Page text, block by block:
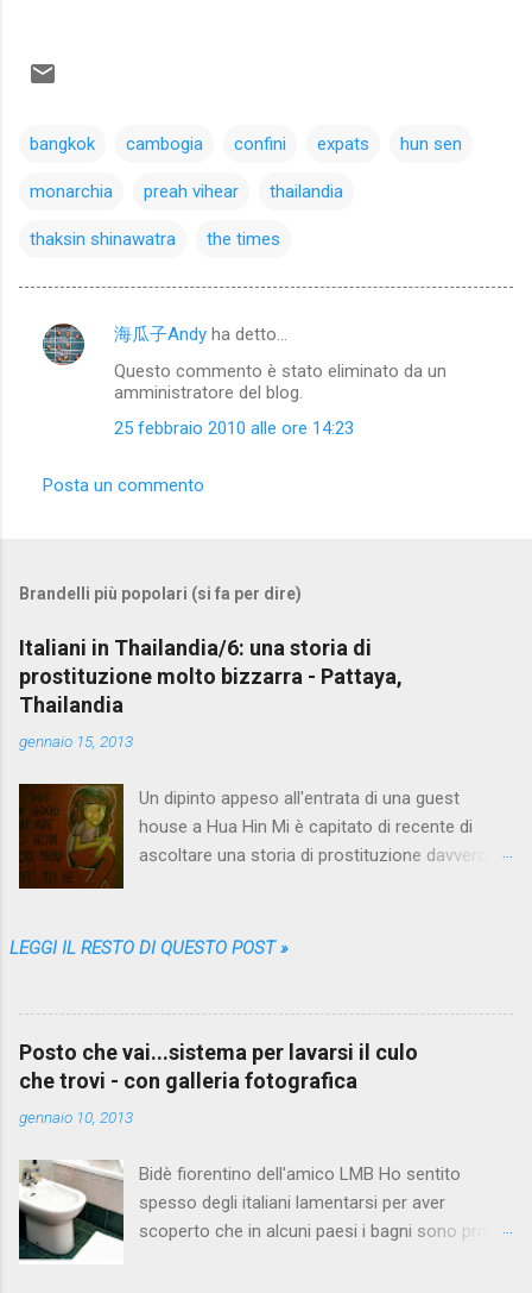
bangkok cambogia confini expats hun sen
monarchia preah vihear thailandia
thaksin shinawatra the times
C
e
海瓜子Andy ha detto…
Questo commento è stato eliminato da un
amministratore del blog.
25 febbraio 2010 alle ore 14:23
Posta un commento
Brandelli più popolari (si fa per dire)
Italiani in Thailandia/6: una storia di
prostituzione molto bizzarra - Pattaya,
Thailandia
gennaio 15, 2013
Un dipinto appeso all'entrata di una guest
house a Hua Hin Mi è capitato di recente di
ascoltare una storia di prostituzione davvero
genere, che nei vari mesi trascorsi lì me ne ha
questa non l'avevo mai sentita. Il protagonista
anonimo, un puttaniere italiano in età avanzata
stanza del suo albergo alla ricerca di ciò che i
turisti della categoria a cui appartiene escono
spesso a cercare quando sono da queste parti.
LEGGI IL RESTO DI QUESTO POST »
Posto che vai...sistema per lavarsi il culo
che trovi - con galleria fotografica
gennaio 10, 2013
Bidè fiorentino dell'amico LMB Ho sentito
spesso degli italiani lamentarsi per aver
scoperto che in alcuni paesi i bagni sono privi di